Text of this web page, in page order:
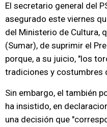
El secretario general del
asegurado este viernes
del Ministerio de Cultura,
(Sumar), de suprimir el
porque, a su juicio, "los
tradiciones y costumbres
Sin embargo, el también
ha insistido, en
una decisión que